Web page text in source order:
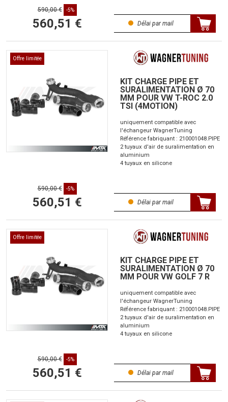
590,00 € -5%
560,51 € Délai par mail
Offre limitée
KIT CHARGE PIPE ET
SURALIMENTATION Ø 70
MM POUR VW T-ROC 2.0
TSI (4MOTION)
uniquement compatible avec
l'échangeur WagnerTuning
Référence fabriquant : 210001048.PIPE
2 tuyaux d'air de suralimentation en
aluminium
4 tuyaux en silicone
590,00 € -5%
560,51 € Délai par mail
Offre limitée
KIT CHARGE PIPE ET
SURALIMENTATION Ø 70
MM POUR VW GOLF 7 R
uniquement compatible avec
l'échangeur WagnerTuning
Référence fabriquant : 210001048.PIPE
2 tuyaux d'air de suralimentation en
aluminium
4 tuyaux en silicone
590,00 € -5%
560,51 € Délai par mail